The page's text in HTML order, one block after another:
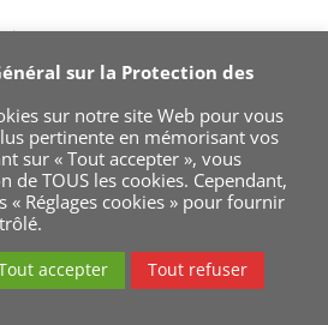
l’or: hématites, objets en fer et
: technique de lavage
la rampe/sluice, sans pompe et
sur la Protection des
sur notre site Web pour vous
pertinente en mémorisant vos
sur « Tout accepter », vous
de TOUS les cookies. Cependant,
« Réglages cookies » pour fournir
accepter Tout refuser